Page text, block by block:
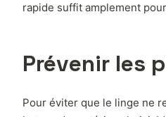
rapide suffit amplement
Prévenir les
Pour éviter que le linge ne